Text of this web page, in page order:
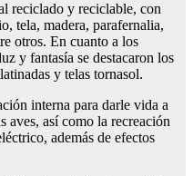
reciclado y reciclable, con
tela, madera, parafernalia,
otros. En cuanto a los
y fantasía se destacaron los
y telas tornasol.
interna para darle vida a
aves, así como la recreación
además de efectos